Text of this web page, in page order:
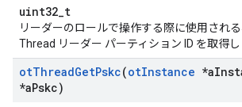
uint32_t
リーダーのロールで操作する際に使用され
Thread リーダー パーティション ID を取得し
otThreadGetPskc(otInstance *a
*aPskc)